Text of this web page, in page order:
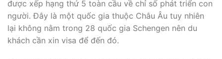
được xếp hạng thứ 5 toàn cầu về chỉ số phát triển con
người. Đây là một quốc gia thuộc Châu Âu tuy nhiên
lại không nằm trong 28 quốc gia Schengen nên du
khách cần xin visa để đến đó.